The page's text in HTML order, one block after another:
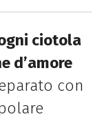
ciotola
d’amore
con